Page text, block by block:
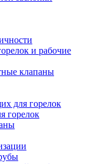
и рабочие
клапаны
для горелок
горелок